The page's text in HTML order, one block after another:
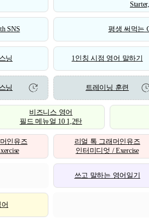
SNS 평생 써먹는
닝 1인칭 시점 영어 말하기
닝 트레이닝 훈련
비즈니스 영어
필드 메뉴얼 10 1,2탄
인유즈
리얼 톡 그래머인유즈
인터미디엇 / Exercise
쓰고 말하는 영어일기